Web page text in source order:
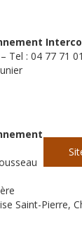
Tel : 04 77 71
Saint-Pierre,